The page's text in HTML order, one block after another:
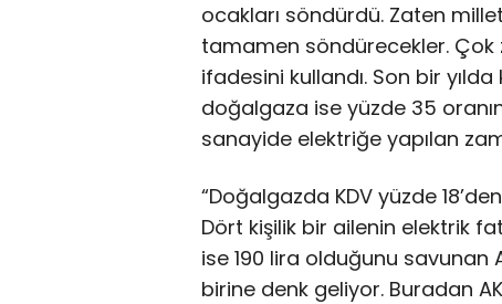
ocakları söndürdü. Zaten
tamamen söndürecekler. Çok
ifadesini kullandı. Son bir
doğalgaza ise yüzde 35
sanayide elektriğe yapılan
“Doğalgazda KDV yüzde
Dört kişilik bir ailenin elektrik
ise 190 lira olduğunu savunan
birine denk geliyor. Buradan